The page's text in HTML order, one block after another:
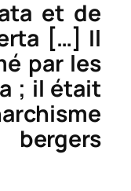
et de
[…] Il
par les
; il était